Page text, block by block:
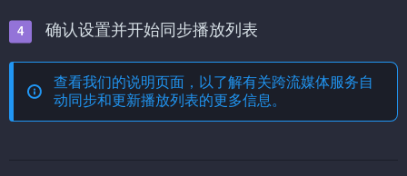
确认设置并开始同步播放列表
查看我们的说明页面，以了解有关跨流媒体服务自
动同步和更新播放列表的更多信息。